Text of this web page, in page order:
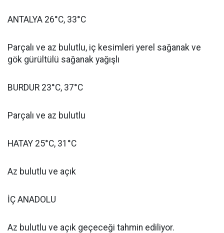
ANTALYA 26°C, 33°C
Parçalı ve az bulutlu, iç kesimleri yerel sağanak ve
gök gürültülü sağanak yağışlı
BURDUR 23°C, 37°C
Parçalı ve az bulutlu
HATAY 25°C, 31°C
Az bulutlu ve açık
İÇ ANADOLU
Az bulutlu ve açık geçeceği tahmin ediliyor.